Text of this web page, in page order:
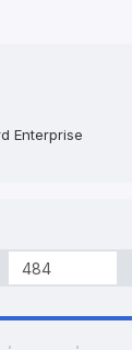
Enterprise